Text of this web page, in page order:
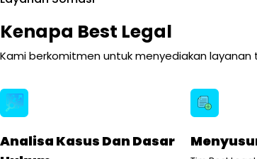
Kenapa Best Legal
Kami berkomitmen untuk menyediakan layanan
Analisa Kasus Dan Dasar